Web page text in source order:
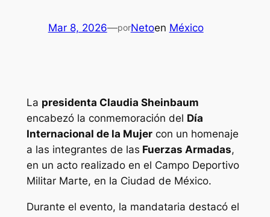
Mar 8, 2026—porNetoen México
La presidenta Claudia Sheinbaum
encabezó la conmemoración del Día
Internacional de la Mujercon un homenaje
a las integrantes de las Fuerzas Armadas,
en un acto realizado en el Campo Deportivo
Militar Marte, en la Ciudad de México.
Durante el evento, la mandataria destacó el